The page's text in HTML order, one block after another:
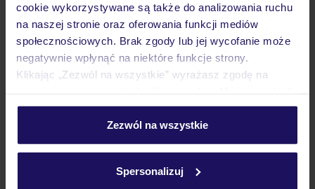
cookie wykorzystywane są także do analizowania ruchu
na naszej stronie oraz oferowania funkcji mediów
społecznościowych. Brak zgody lub jej wycofanie może
negatywnie wpłynąć na niektóre funkcje strony.
Klikając „Zezwól na wszystkie” wyrażasz zgodę na
personalizować swój wybór wchodząc w zakładkę
Szczegółowe informacje o plikach cookie znajdziesz
Zezwól na wszystkie
Spersonalizuj
Opinie
Pokoje